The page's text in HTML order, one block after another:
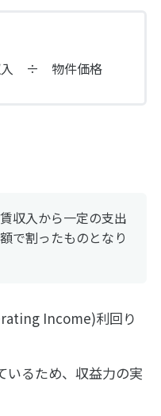
入 ÷ 物件価格
収入から一定の支出
で割ったものとなり
Income)利回り
いるため、収益力の実